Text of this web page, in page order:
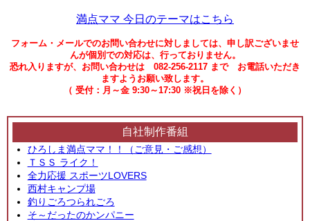
満点ママ 今日のテーマはこちら
フォーム・メールでのお問い合わせに対しましては、申し訳ございませ
んが個別での対応は、行っておりません。
恐れ入りますが、お問い合わせは 082-256-2117 まで お電話いただき
ますようお願い致します。
（ 受付：月～金 9:30～17:30 ※祝日を除く）
自社制作番組
ひろしま満点ママ！！（ご意見・ご感想）
ＴＳＳ ライク！
全力応援 スポーツLOVERS
西村キャンプ場
釣りごろつられごろ
そ～だったのかンパニー